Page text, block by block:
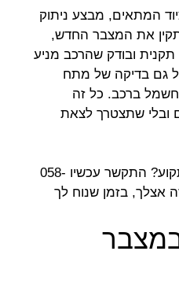
המתאים, מבצע ניתוק
את המצבר החדש,
ובודק שהרכב מניע
גם בדיקה של מתח
ברכב. כל זה
ובלי שתצטרך לצאת
המצבר לא מגיב? הרכב תקוע? התקשר עכשיו 058-